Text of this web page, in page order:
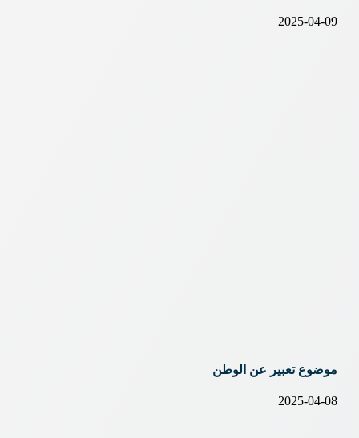
2025-04-09
موضوع تعبير عن الوطن
2025-04-08